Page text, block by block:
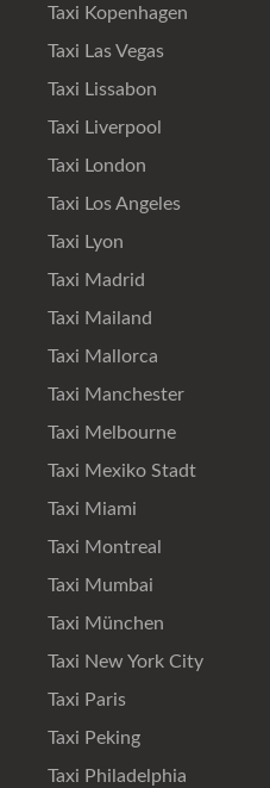
Taxi Kopenhagen
Taxi Las Vegas
Taxi Lissabon
Taxi Liverpool
Taxi London
Taxi Los Angeles
Taxi Lyon
Taxi Madrid
Taxi Mailand
Taxi Mallorca
Taxi Manchester
Taxi Melbourne
Taxi Mexiko Stadt
Taxi Miami
Taxi Montreal
Taxi Mumbai
Taxi München
Taxi New York City
Taxi Paris
Taxi Peking
Taxi Philadelphia